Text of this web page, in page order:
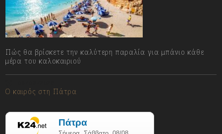
Πώς θα βρίσκετε την καλύτερη παραλία για μπάνιο κάθε
μέρα του καλοκαιριού
Ο καιρός στη Πάτρα